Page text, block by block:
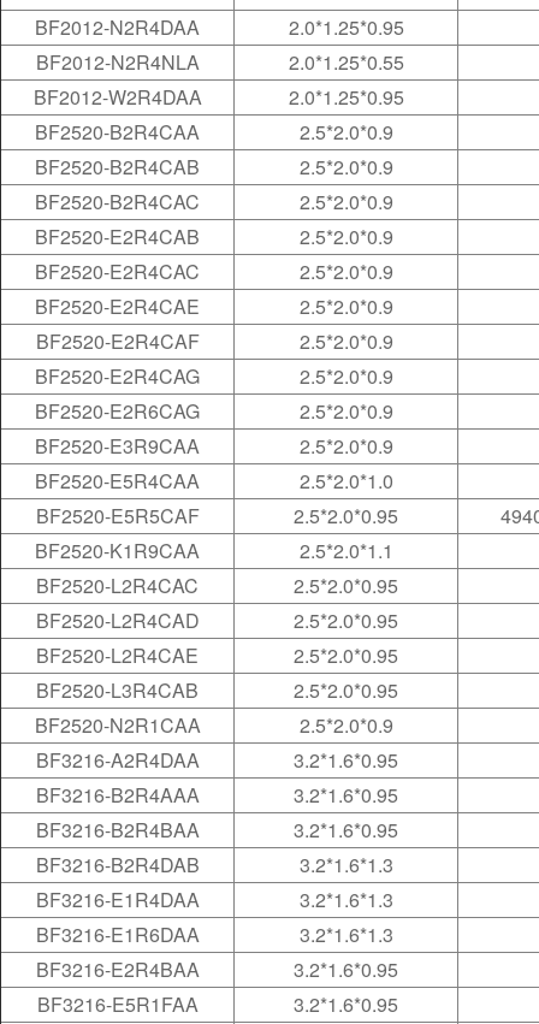
BF2012-N2R4DAA
2.0*1.25*0.95
BF2012-N2R4NLA
2.0*1.25*0.55
BF2012-W2R4DAA
2.0*1.25*0.95
BF2520-B2R4CAA
2.5*2.0*0.9
BF2520-B2R4CAB
2.5*2.0*0.9
BF2520-B2R4CAC
2.5*2.0*0.9
BF2520-E2R4CAB
2.5*2.0*0.9
BF2520-E2R4CAC
2.5*2.0*0.9
BF2520-E2R4CAE
2.5*2.0*0.9
BF2520-E2R4CAF
2.5*2.0*0.9
BF2520-E2R4CAG
2.5*2.0*0.9
BF2520-E2R6CAG
2.5*2.0*0.9
BF2520-E3R9CAA
2.5*2.0*0.9
BF2520-E5R4CAA
2.5*2.0*1.0
BF2520-E5R5CAF
2.5*2.0*0.95
BF2520-K1R9CAA
2.5*2.0*1.1
BF2520-L2R4CAC
2.5*2.0*0.95
BF2520-L2R4CAD
2.5*2.0*0.95
BF2520-L2R4CAE
2.5*2.0*0.95
BF2520-L3R4CAB
2.5*2.0*0.95
BF2520-N2R1CAA
2.5*2.0*0.9
BF3216-A2R4DAA
3.2*1.6*0.95
BF3216-B2R4AAA
3.2*1.6*0.95
BF3216-B2R4BAA
3.2*1.6*0.95
BF3216-B2R4DAB
3.2*1.6*1.3
BF3216-E1R4DAA
3.2*1.6*1.3
BF3216-E1R6DAA
3.2*1.6*1.3
BF3216-E2R4BAA
3.2*1.6*0.95
BF3216-E5R1FAA
3.2*1.6*0.95